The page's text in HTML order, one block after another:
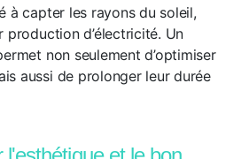
à capter les rayons du soleil,
production d’électricité. Un
non seulement d’optimiser
aussi de prolonger leur durée